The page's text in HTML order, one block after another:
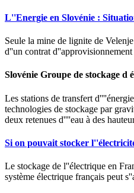
L''Energie en Slovénie :
Seule la mine de lignite de
d''un contrat
Slovénie Groupe de stockage d
Les stations de transfert
technologies de stockage par
deux retenues d''''eau à des
Si on pouvait stocker
Le stockage de l''électrique en
système électrique français peut